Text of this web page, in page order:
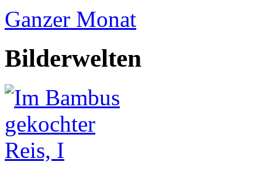
Ganzer Monat
Bilderwelten